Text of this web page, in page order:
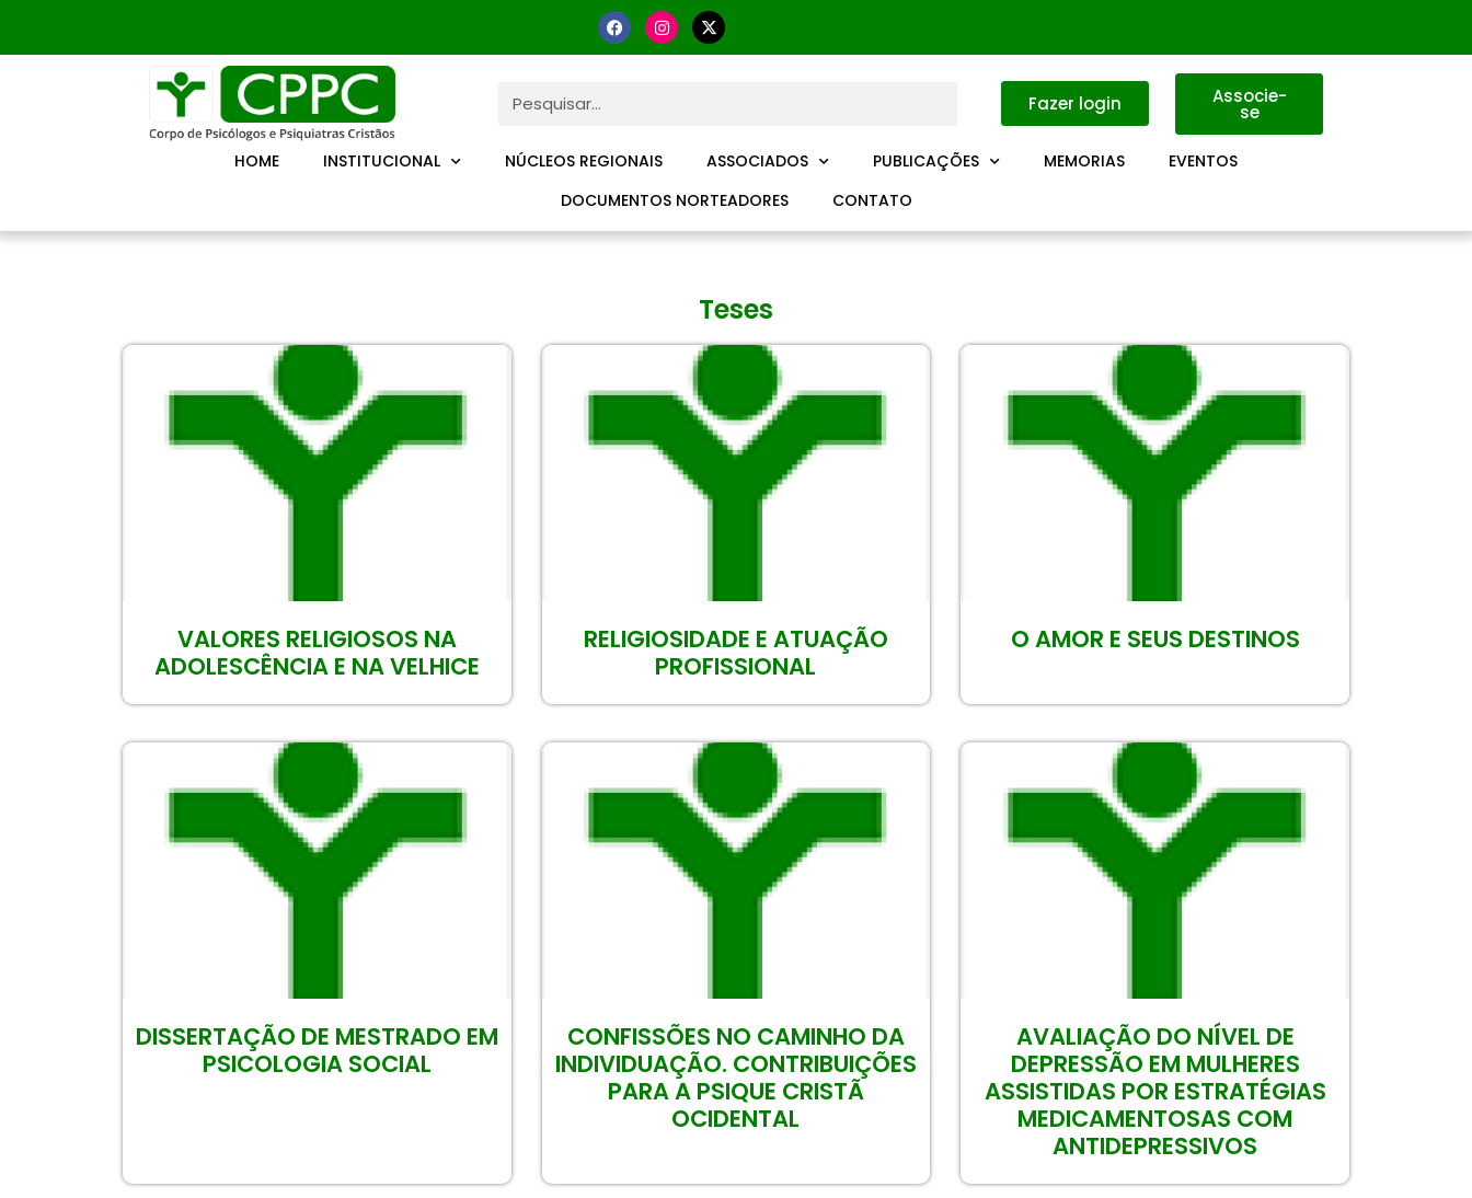
Fazer login Associe-
se
HOME INSTITUCIONAL NÚCLEOS REGIONAIS ASSOCIADOS PUBLICAÇÕES MEMORIAS
EVENTOS
DOCUMENTOS NORTEADORES
CONTATO
Teses
VALORES RELIGIOSOS NA
ADOLESCÊNCIA E NA VELHICE
RELIGIOSIDADE E ATUAÇÃO
PROFISSIONAL
O AMOR E SEUS DESTINOS
DISSERTAÇÃO DE MESTRADO EM
PSICOLOGIA SOCIAL
CONFISSÕES NO CAMINHO DA
INDIVIDUAÇÃO. CONTRIBUIÇÕES
PARA A PSIQUE CRISTÃ
OCIDENTAL
AVALIAÇÃO DO NÍVEL DE
DEPRESSÃO EM MULHERES
ASSISTIDAS POR ESTRATÉGIAS
MEDICAMENTOSAS COM
ANTIDEPRESSIVOS